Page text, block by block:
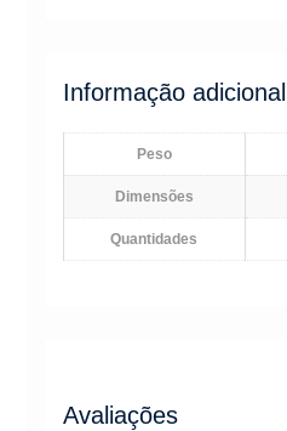
Informação adicional
Peso
Dimensões
Quantidades
Avaliações